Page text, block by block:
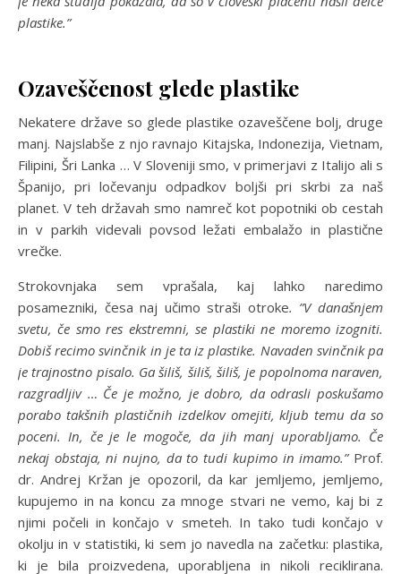
plastike.”
Ozaveščenost glede plastike
Nekatere države so glede plastike ozaveščene bolj, druge
manj. Najslabše z njo ravnajo Kitajska, Indonezija, Vietnam,
Filipini, Šri Lanka … V Sloveniji smo, v primerjavi z Italijo ali s
Španijo, pri ločevanju odpadkov boljši pri skrbi za naš
planet. V teh državah smo namreč kot popotniki ob cestah
in v parkih videvali povsod ležati embalažo in plastične
vrečke.
Strokovnjaka sem vprašala, kaj lahko naredimo
posamezniki, česa naj učimo straši otroke. ”V današnjem
svetu, če smo res ekstremni, se plastiki ne moremo izogniti.
Dobiš recimo svinčnik in je ta iz plastike. Navaden svinčnik pa
je trajnostno pisalo. Ga šiliš, šiliš, šiliš, je popolnoma naraven,
razgradljiv … Če je možno, je dobro, da odrasli poskušamo
porabo takšnih plastičnih izdelkov omejiti, kljub temu da so
poceni. In, če je le mogoče, da jih manj uporabljamo. Če
nekaj obstaja, ni nujno, da to tudi kupimo in imamo.” Prof.
dr. Andrej Kržan je opozoril, da kar jemljemo, jemljemo,
kupujemo in na koncu za mnoge stvari ne vemo, kaj bi z
njimi počeli in končajo v smeteh. In tako tudi končajo v
okolju in v statistiki, ki sem jo navedla na začetku: plastika,
ki je bila proizvedena, uporabljena in nikoli reciklirana.